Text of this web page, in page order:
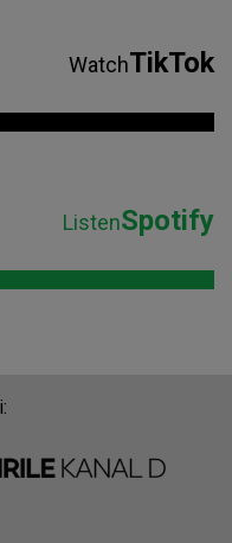
WatchTikTok
ListenSpotify